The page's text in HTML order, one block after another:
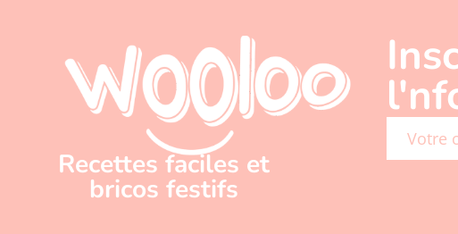
Recettes faciles et
bricos festifs